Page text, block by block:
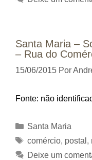
Santa Maria –
– Rua do
15/06/2015 Por
Fonte: não
Categorias
Santa Maria
Tags
comércio, postal ,
Deixe um